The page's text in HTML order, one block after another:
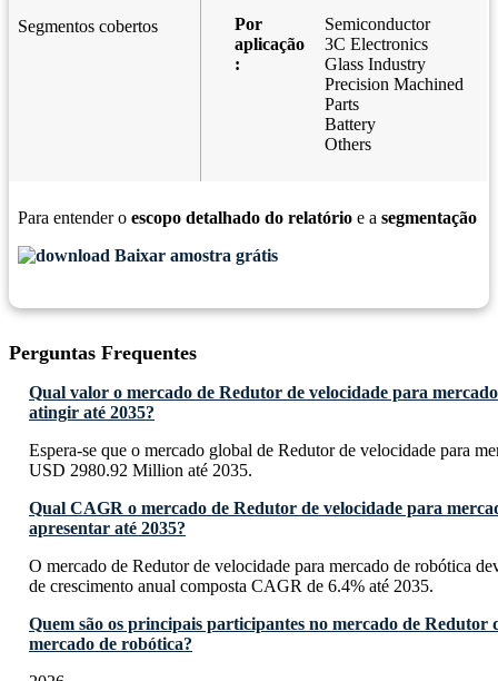
Segmentos cobertos
Por
aplicação
:
Semiconductor
3C Electronics
Glass Industry
Precision Machined
Parts
Battery
Others
Para entender o escopo detalhado do relatório e a segmentação
Baixar amostra grátis
Perguntas Frequentes
Qual valor o mercado de Redutor de velocidade para
atingir até 2035?
Espera-se que o mercado global de Redutor de velocidade para
USD 2980.92 Million até 2035.
Qual CAGR o mercado de Redutor de velocidade para
apresentar até 2035?
O mercado de Redutor de velocidade para mercado de robótica
de crescimento anual composta CAGR de 6.4% até 2035.
Quem são os principais participantes no mercado de Redutor
mercado de robótica?